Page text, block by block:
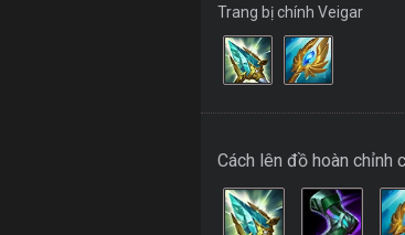
Trang bị chính Veigar
Cách lên đồ hoàn chỉnh